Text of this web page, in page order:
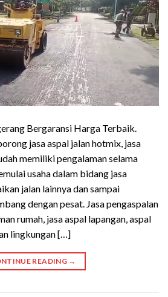
Bergaransi Harga Terbaik.
jasa aspal jalan hotmix, jasa
memiliki pengalaman selama
usaha dalam bidang jasa
jalan lainnya dan sampai
dengan pesat. Jasa pengaspalan
rumah, jasa aspal lapangan, aspal
lingkungan […]
READING →